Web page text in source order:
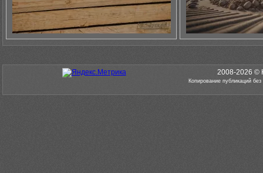
2008-2026 ©
Копирование публикаций